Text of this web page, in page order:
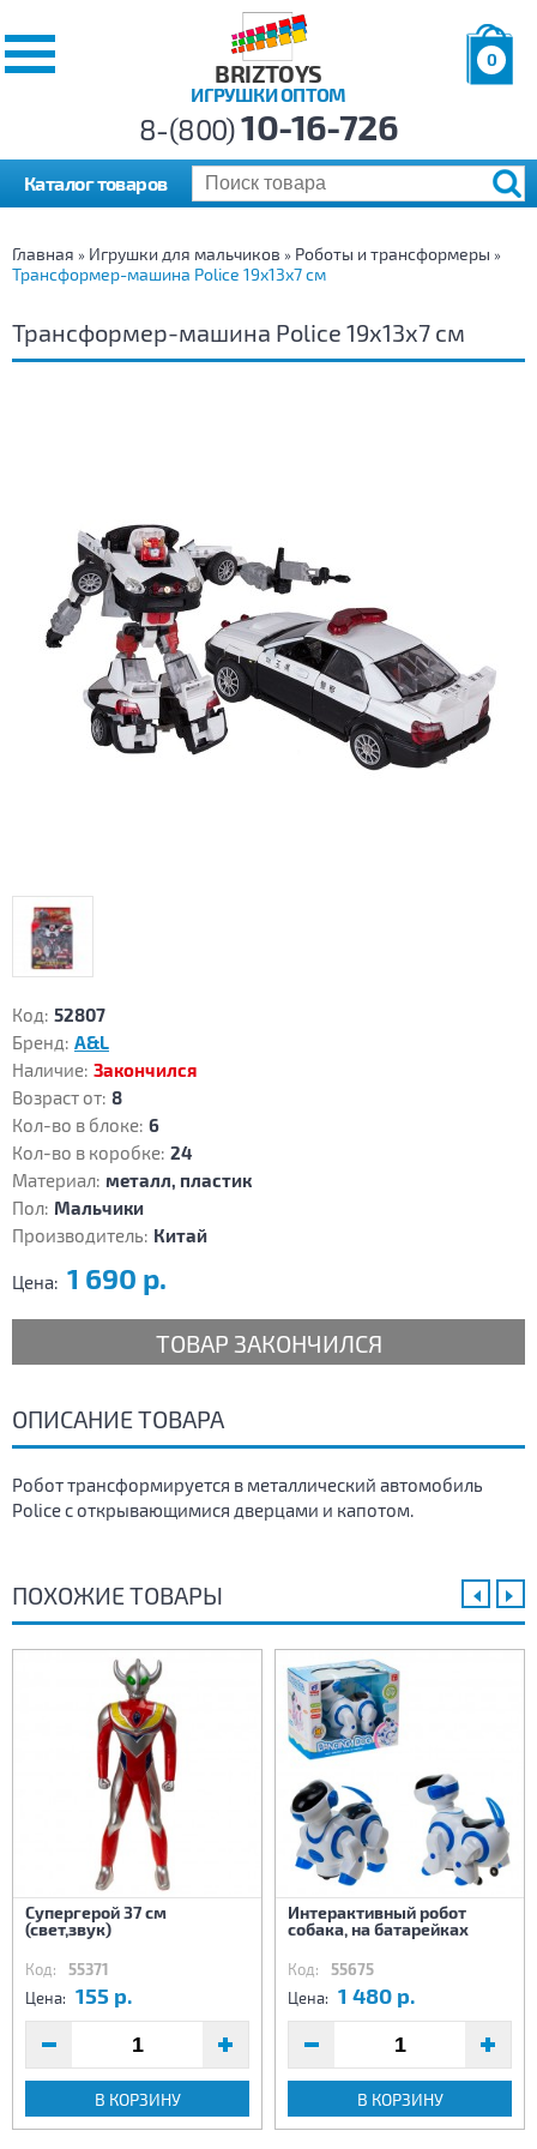
BRIZTOYS
ИГРУШКИ ОПТОМ
0
р.
8-(800)10-16-726
Каталог товаров
Главная » Игрушки для мальчиков » Роботы и трансформеры »
Трансформер-машина Police 19х13х7 см
Трансформер-машина Police 19х13х7 см
Код: 52807
Бренд: A&L
Наличие: Закончился
Возраст от: 8
Кол-во в блоке: 6
Кол-во в коробке: 24
Материал: металл, пластик
Пол: Мальчики
Производитель: Китай
Цена: 1 690 р.
ТОВАР ЗАКОНЧИЛСЯ
ОПИСАНИЕ ТОВАРА
Робот трансформируется в металлический автомобиль
Police с открывающимися дверцами и капотом.
ПОХОЖИЕ ТОВАРЫ
Супергерой 37 см
(свет,звук)
Код: 55371
Цена: 155 р.
В КОРЗИНУ
Интерактивный робот
cобака, на батарейках
Код: 55675
Цена: 1 480 р.
В КОРЗИНУ